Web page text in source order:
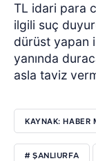
TL idari para
ilgili suç
dürüst yapan
yanında
asla taviz
KAYNAK: HABER
# ŞANLIURFA